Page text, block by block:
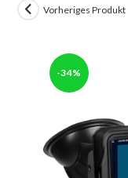
-34%
Vorheriges Produkt